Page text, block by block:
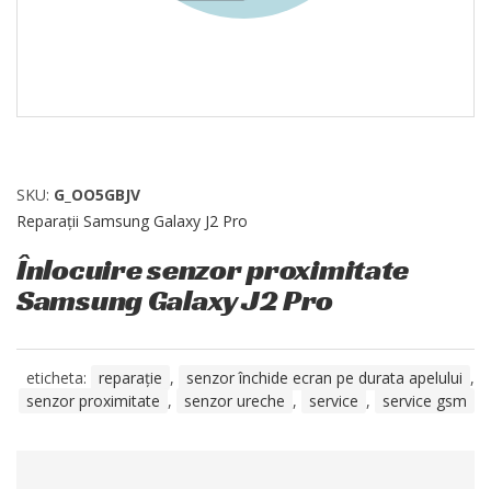
SKU: G_OO5GBJV
Reparații Samsung Galaxy J2 Pro
Înlocuire senzor proximitate
Samsung Galaxy J2 Pro
eticheta: reparație , senzor închide ecran pe durata apelului ,
senzor proximitate , senzor ureche , service , service gsm